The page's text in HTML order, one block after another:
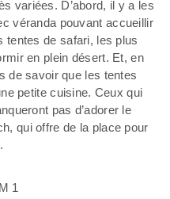
variées. D’abord, il y a les
véranda pouvant accueillir
tentes de safari, les plus
en plein désert. Et, en
de savoir que les tentes
petite cuisine. Ceux qui
pas d’adorer le
qui offre de la place pour
1